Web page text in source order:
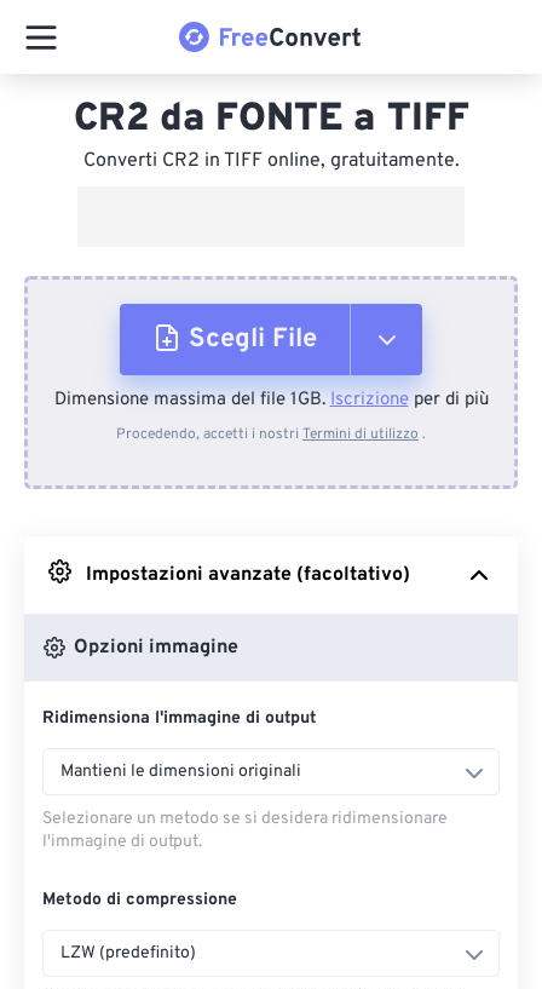
CR2 da FONTE a TIFF
Converti CR2 in TIFF online, gratuitamente.
Scegli File
Dal dispositivo
Da Google Drive
Dimensione massima del file 1GB.Iscrizioneper di più
Procedendo, accetti i nostri Termini di utilizzo .
Impostazioni avanzate (facoltativo)
Opzioni immagine
Ridimensiona l'immagine di output
Mantieni le dimensioni originali
Selezionare un metodo se si desidera ridimensionare
l'immagine di output.
Metodo di compressione
LZW (predefinito)